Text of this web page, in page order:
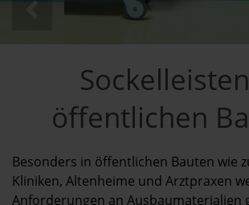
öffentlichen
Besonders in öffentlichen Bauten wie
Kliniken, Altenheime und Arztpraxen
Anforderungen an Ausbaumaterialien